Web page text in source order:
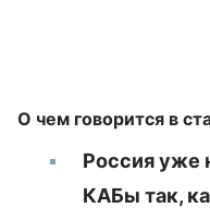
О чем говорится в
Россия уже
КАБы так,